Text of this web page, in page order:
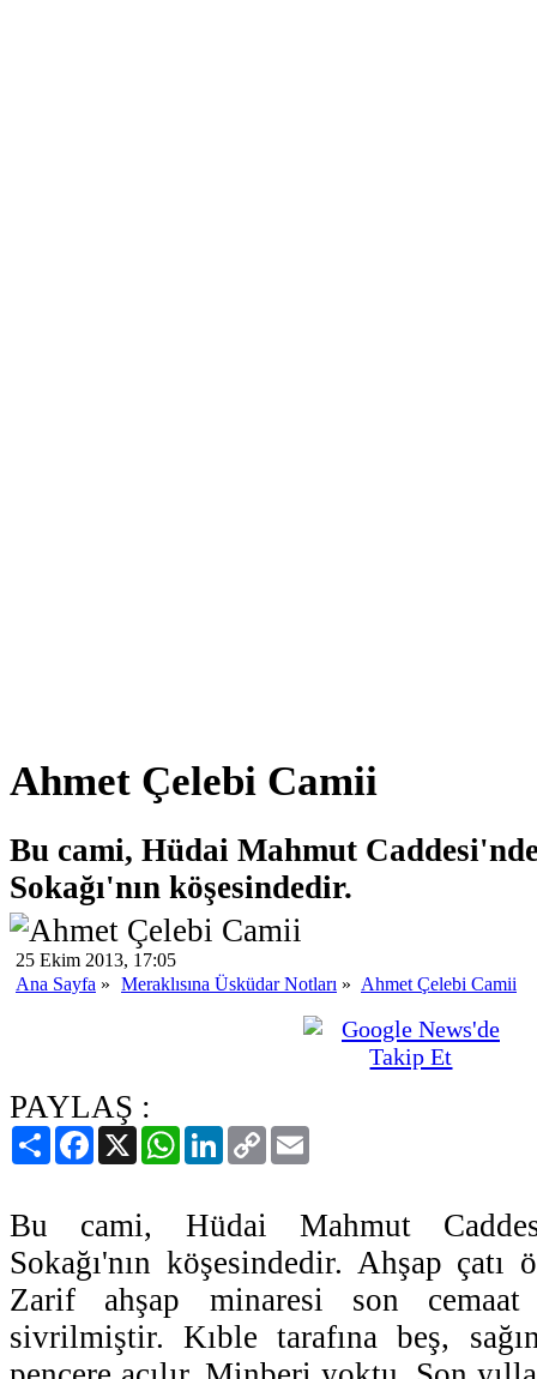
Ahmet Çelebi Camii
Bu cami, Hüdai Mahmut
Sokağı'nın köşesindedir.
25 Ekim 2013, 17:05
Ana Sayfa » Meraklısına Üsküdar Notları » Ahmet Çelebi Camii
PAYLAŞ :
PaylaşFacebook
X WhatsAppLinkedIn
Copy
Link
Bu cami, Hüdai Mahmut
Sokağı'nın köşesindedir. Ahşap çatı
Zarif ahşap minaresi son cemaat
sivrilmiştir. Kıble tarafına beş,